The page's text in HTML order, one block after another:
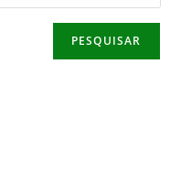
PESQUISAR